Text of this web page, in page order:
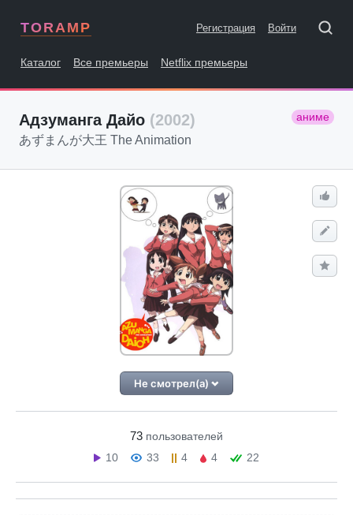
TORAMP Регистрация Войти
Каталог Все премьеры Netflix премьеры
Адзуманга Дайо (2002) аниме
あずまんが大王 The Animation
Не смотрел(а)
73 пользователей
10
33 4 4 22